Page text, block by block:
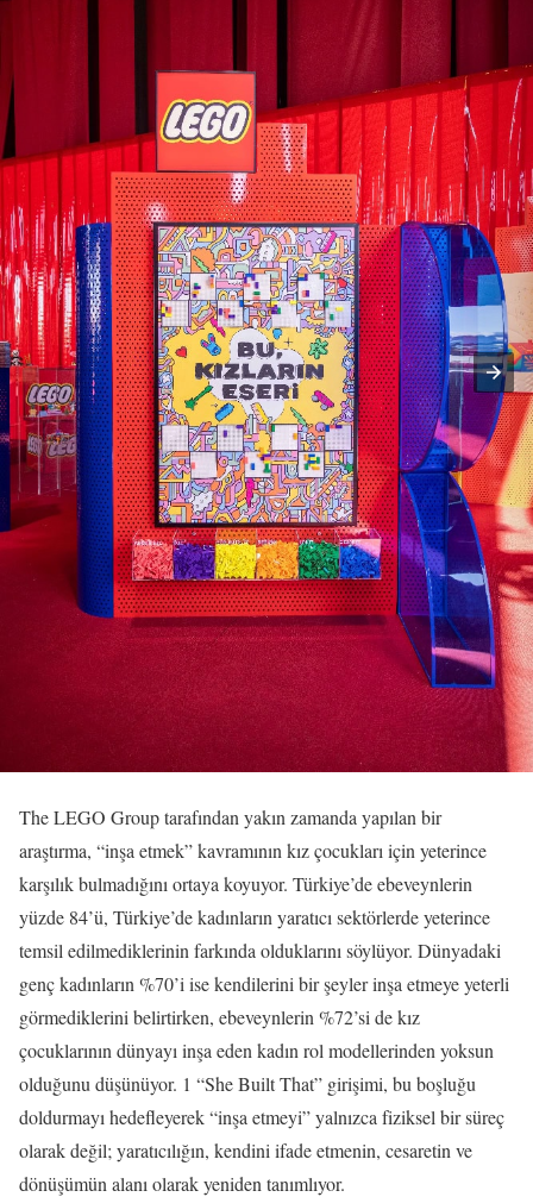
The LEGO Group tarafından yakın zamanda yapılan bir
araştırma, “inşa etmek” kavramının kız çocukları için yeterince
karşılık bulmadığını ortaya koyuyor. Türkiye’de ebeveynlerin
yüzde 84’ü, Türkiye’de kadınların yaratıcı sektörlerde yeterince
temsil edilmediklerinin farkında olduklarını söylüyor. Dünyadaki
genç kadınların %70’i ise kendilerini bir şeyler inşa etmeye yeterli
görmediklerini belirtirken, ebeveynlerin %72’si de kız
çocuklarının dünyayı inşa eden kadın rol modellerinden yoksun
olduğunu düşünüyor. 1 “She Built That” girişimi, bu boşluğu
doldurmayı hedefleyerek “inşa etmeyi” yalnızca fiziksel bir süreç
olarak değil; yaratıcılığın, kendini ifade etmenin, cesaretin ve
dönüşümün alanı olarak yeniden tanımlıyor.